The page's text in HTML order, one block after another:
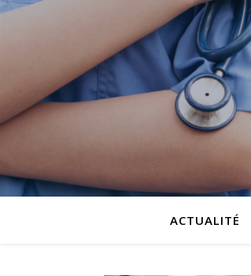
ACTUALITÉ